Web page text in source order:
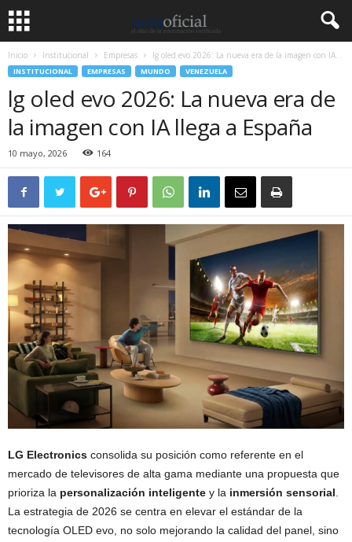
Inicio Institucional Empresas lg oled evo 2026: La nueva era de la imagen con IA...
INSTITUCIONAL EMPRESAS MUNDO VENEZUELA
lg oled evo 2026: La nueva era de
la imagen con IA llega a España
10 mayo, 2026 164
LG Electronics consolida su posición como referente en el
mercado de televisores de alta gama mediante una propuesta que
prioriza la personalización inteligente y la inmersión sensorial
La estrategia de 2026 se centra en elevar el estándar de la
tecnología OLED evo, no solo mejorando la calidad del panel, sino